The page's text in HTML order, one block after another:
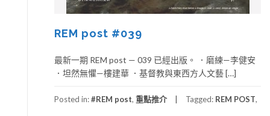
REM post #039
最新一期 REM post — 039 已經出版。 ．磨練—李健安
．坦然無懼—樓建華 ．基督教與東西方人文藝 […]
Posted in:#REM post, 重點推介 Tagged: REM POST,